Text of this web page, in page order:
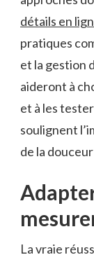
détails en
pratiques
et la gestion
aideront à
et à les
soulignent
de la
La vraie